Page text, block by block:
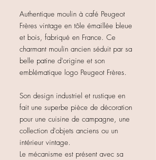
Authentique moulin à café Peugeot
Frères vintage en tôle émaillée bleue
et bois, fabriqué en France. Ce
charmant moulin ancien séduit par sa
belle patine d'origine et son
emblématique logo Peugeot Frères.
Son design industriel et rustique en
fait une superbe pièce de décoration
pour une cuisine de campagne, une
collection d'objets anciens ou un
intérieur vintage.
Le mécanisme est présent avec sa